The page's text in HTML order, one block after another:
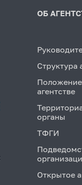
ОБ
Структура
агентстве
органы
ТФГИ
Открытое